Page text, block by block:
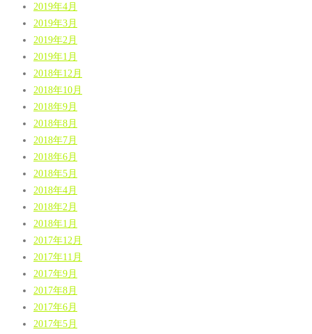
2019年4月
2019年3月
2019年2月
2019年1月
2018年12月
2018年10月
2018年9月
2018年8月
2018年7月
2018年6月
2018年5月
2018年4月
2018年2月
2018年1月
2017年12月
2017年11月
2017年9月
2017年8月
2017年6月
2017年5月